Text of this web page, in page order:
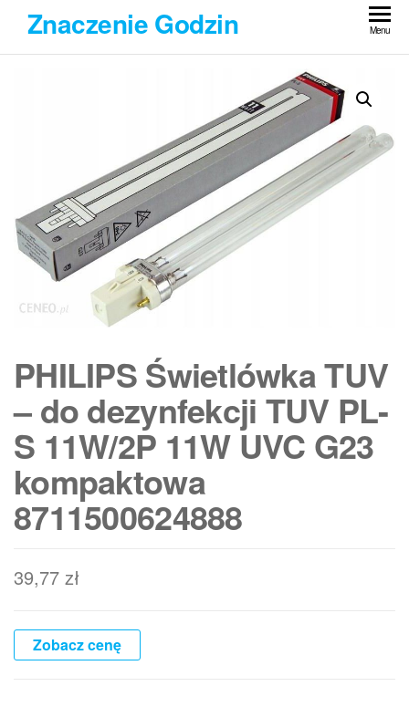
Przejdź
treści
Znaczenie Godzin Menu
PHILIPS Świetlówka TUV
– do dezynfekcji TUV PL-
S 11W/2P 11W UVC G23
kompaktowa
8711500624888
39,77 zł
Zobacz cenę